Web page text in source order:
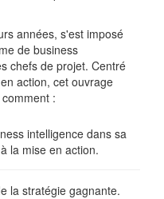
années, s'est imposé
de business
chefs de projet. Centré
action, cet ouvrage
:
intelligence dans sa
la mise en action.
la stratégie gagnante.